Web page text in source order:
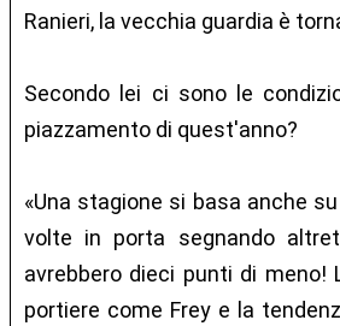
Ranieri, la vecchia guardia è
Secondo lei ci sono le
piazzamento di quest'anno?
«Una stagione si basa anche
volte in porta segnando
avrebbero dieci punti di meno!
portiere come Frey e la